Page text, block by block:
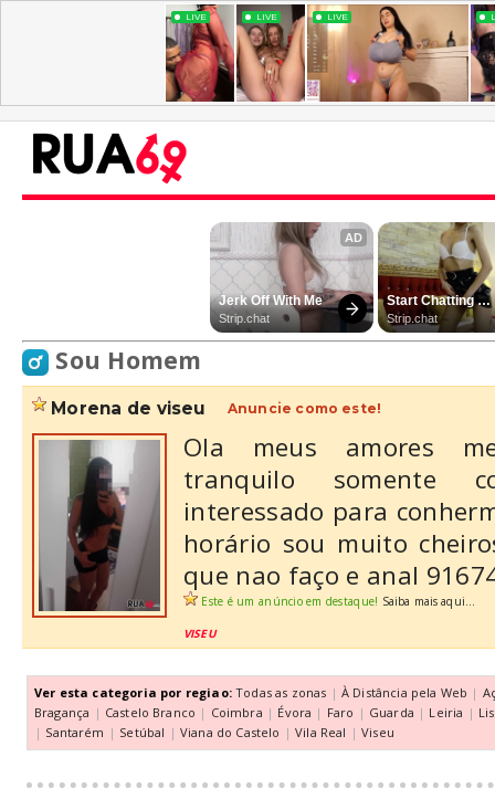
Sou Homem
morena de viseu Anuncie como este!
Ola meus amores
tranquilo somente
interessado para
horário sou muito
que nao faço e anal
Este é um anúncio em destaque! Saiba mais aqui...
VISEU
Ver esta categoria por regiao: Todas as zonas | À Distância pela Web |
Bragança | Castelo Branco | Coimbra | Évora | Faro | Guarda | Leiria |
| Santarém | Setúbal | Viana do Castelo | Vila Real | Viseu